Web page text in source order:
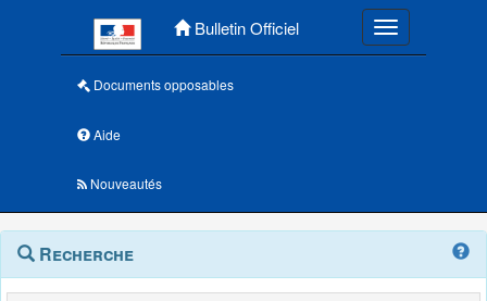
Bulletin Officiel Toggle
Documents opposables
Aide
Nouveautés
Navigation
outils
Menu
contextuel
Recherche